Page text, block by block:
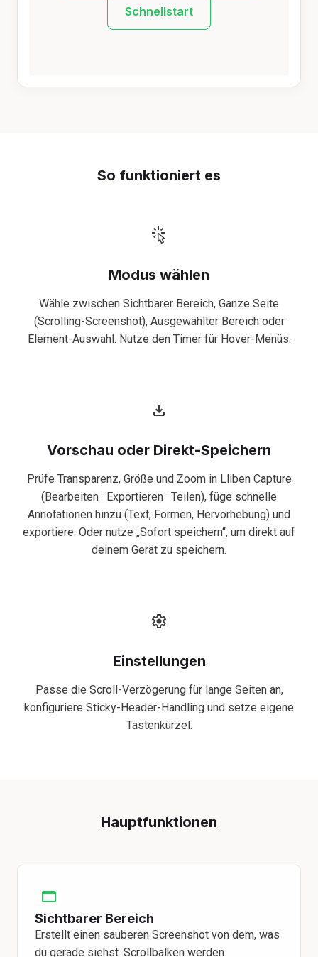
Schnellstart
So funktioniert es
Modus wählen
Wähle zwischen Sichtbarer Bereich, Ganze Seite
(Scrolling-Screenshot), Ausgewählter Bereich oder
Element-Auswahl. Nutze den Timer für Hover-Menüs.
Vorschau oder Direkt-Speichern
Prüfe Transparenz, Größe und Zoom in Lliben Capture
(Bearbeiten · Exportieren · Teilen), füge schnelle
Annotationen hinzu (Text, Formen, Hervorhebung) und
exportiere. Oder nutze „Sofort speichern“, um direkt auf
deinem Gerät zu speichern.
Einstellungen
Passe die Scroll-Verzögerung für lange Seiten an,
konfiguriere Sticky-Header-Handling und setze eigene
Tastenkürzel.
Hauptfunktionen
Sichtbarer Bereich
Erstellt einen sauberen Screenshot von dem, was
du gerade siehst. Scrollbalken werden